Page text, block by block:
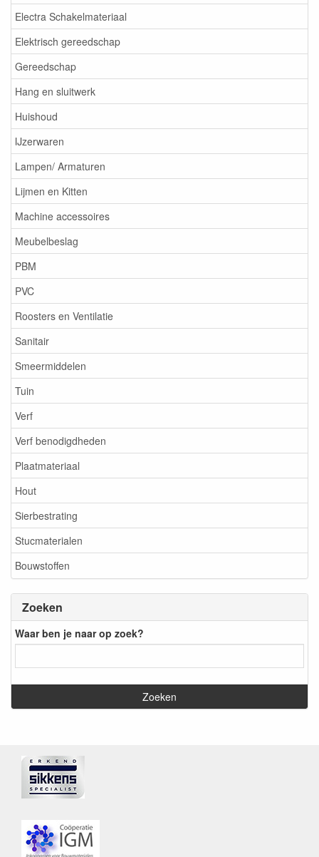
Electra Schakelmateriaal
Elektrisch gereedschap
Gereedschap
Hang en sluitwerk
Huishoud
IJzerwaren
Lampen/ Armaturen
Lijmen en Kitten
Machine accessoires
Meubelbeslag
PBM
PVC
Roosters en Ventilatie
Sanitair
Smeermiddelen
Tuin
Verf
Verf benodigdheden
Plaatmateriaal
Hout
Sierbestrating
Stucmaterialen
Bouwstoffen
Zoeken
Waar ben je naar op zoek?